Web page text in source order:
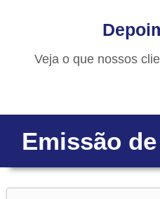
Veja o que nossos
Emissão